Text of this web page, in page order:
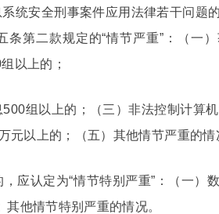
统安全刑事案件应用法律若干问题
第二款规定的“情节严重”：（一
以上的；
组以上的；（三）非法控制计算
元以上的；（五）其他情节严重的情
应认定为“情节特别严重”：（一）
他情节特别严重的情况。